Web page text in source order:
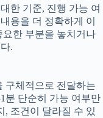
한 기준, 진행 가능 여
용을 더 정확하게 이
한 부분을 놓치거나
.
구체적으로 전달하는
분 단순히 가능 여부만
, 조건이 달라질 수 있